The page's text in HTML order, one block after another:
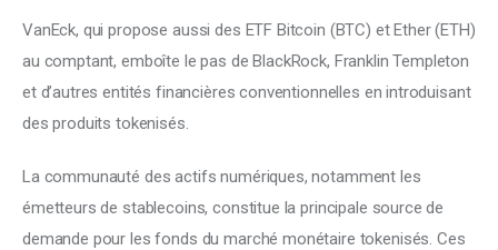
VanEck, qui propose aussi des ETF Bitcoin (BTC) et Ether (ETH)
au comptant, emboîte le pas de BlackRock, Franklin Templeton
et d’autres entités financières conventionnelles en introduisant
des produits tokenisés.
La communauté des actifs numériques, notamment les
émetteurs de stablecoins, constitue la principale source de
demande pour les fonds du marché monétaire tokenisés. Ces